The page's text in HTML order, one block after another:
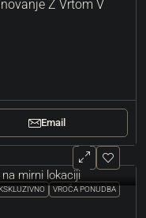
Z Vrtom V
Email
VROČA PONUDBA